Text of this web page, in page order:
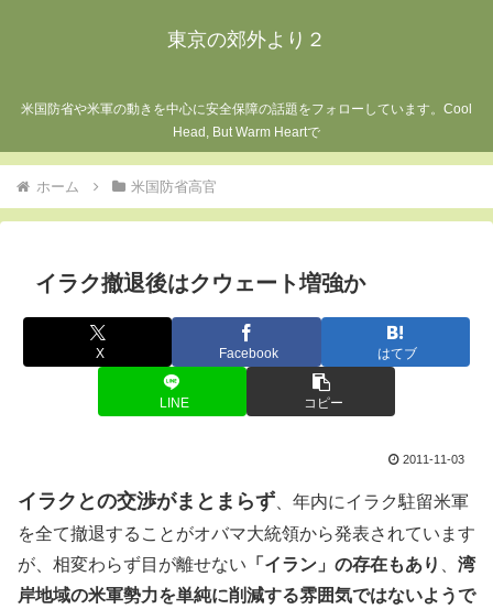
東京の郊外より２
米国防省や米軍の動きを中心に安全保障の話題をフォローしています。Cool
Head, But Warm Heartで
ホーム 米国防省高官
イラク撤退後はクウェート増強か
X Facebook はてブ
LINE コピー
2011-11-03
イラクとの交渉がまとまらず 、年内にイラク駐留米軍
を全て撤退することがオバマ大統領から発表されています
が、相変わらず目が離せない 「イラン」の存在もあり
湾
岸地域の米軍勢力を単純に削減する雰囲気ではないようで